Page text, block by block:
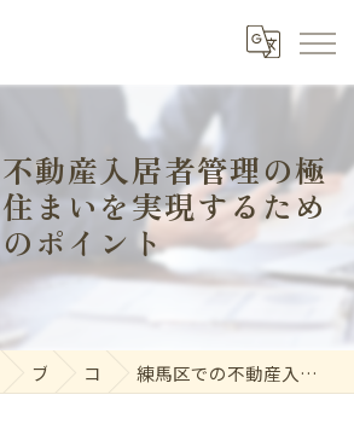
動産入居者管理の極
まいを実現するため
のポイント
ブログ コラム 練馬区での不動産入居者管理の極意：理想の住まいを実現するためのポイント